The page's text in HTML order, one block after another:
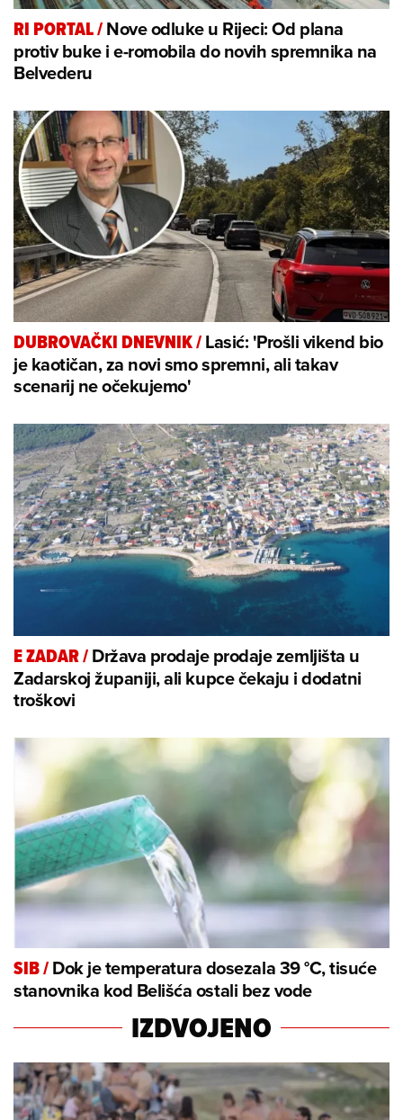
RI PORTAL/Nove odluke u Rijeci: Od plana
protiv buke i e-romobila do novih spremnika na
Belvederu
DUBROVAČKI DNEVNIK/Lasić: 'Prošli vikend bio
je kaotičan, za novi smo spremni, ali takav
scenarij ne očekujemo'
E ZADAR/Država prodaje prodaje zemljišta u
Zadarskoj županiji, ali kupce čekaju i dodatni
troškovi
SIB/Dok je temperatura dosezala 39 °C, tisuće
stanovnika kod Belišća ostali bez vode
IZDVOJENO